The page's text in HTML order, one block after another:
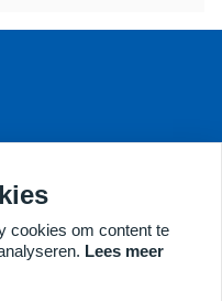
Equipment Co.,LTD.
cookies om content te
Lees meer